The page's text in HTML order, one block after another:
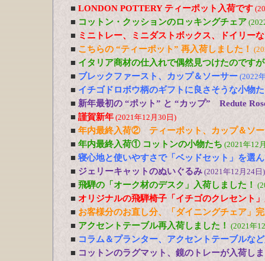
■ LONDON POTTERY ティーポット入荷です
■ コットン・クッションのロッキングチェア
■ ミニトレー、ミニダストボックス、ドイリー
■ こちらの “ティーポット” 再入荷しました！
■ イタリア商材の仕入れで偶然見つけたのです
■ ブレックファースト、カップ＆ソーサー (2022
■ イチゴドロボウ柄のギフトに良さそうな小物
■ 新年最初の “ポット” と “カップ” Redute
■ 謹賀新年 (2021年12月30日)
■ 年内最終入荷② ティーポット、カップ＆ソー
■ 年内最終入荷① コットンの小物たち (2021年12
■ 寝心地と使いやすさで「ベッドセット」を選
■ ジェリーキャットのぬいぐるみ (2021年12月24日)
■ 飛騨の「オーク材のデスク」入荷しました！
■ オリジナルの飛騨椅子「イチゴのクレセント
■ お客様分のお直し分、「ダイニングチェア」
■ アクセントテーブル再入荷しました！ (2021年
■ コラム＆プランター、アクセントテーブルな
■ コットンのラグマット、鏡のトレーが入荷し